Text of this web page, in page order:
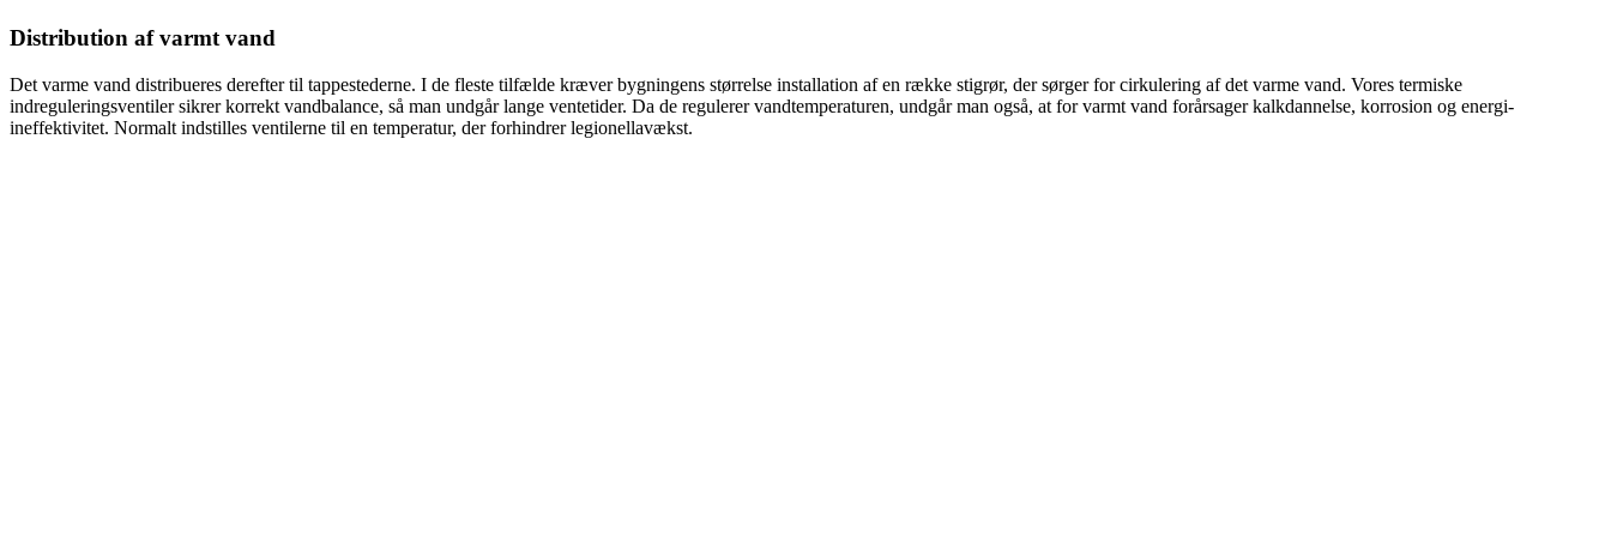
Distribution af varmt vand
Det varme vand distribueres derefter til tappestederne. I de fleste tilfælde kræver bygningens størrelse installation af en række stigrør, der sørger for cirkulering af det varme vand. Vores termiske
indreguleringsventiler sikrer korrekt vandbalance, så man undgår lange ventetider. Da de regulerer vandtemperaturen, undgår man også, at for varmt vand forårsager kalkdannelse, korrosion og energi-
ineffektivitet. Normalt indstilles ventilerne til en temperatur, der forhindrer legionellavækst.